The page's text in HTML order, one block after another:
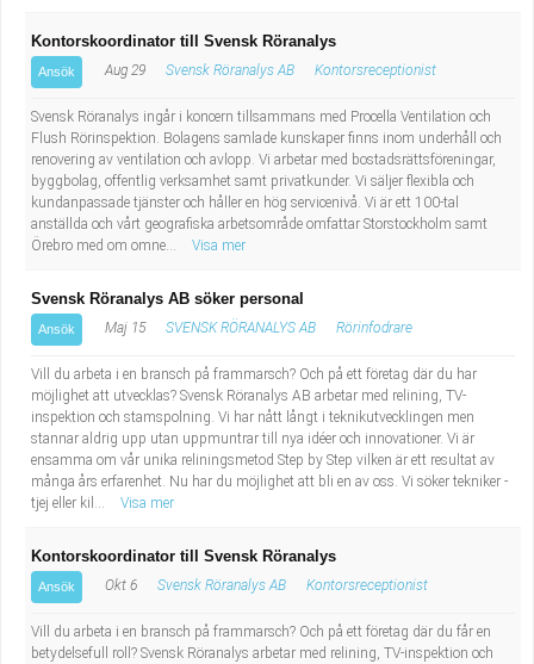
Kontorskoordinator till Svensk Röranalys
Ansök Aug 29 Svensk Röranalys AB Kontorsreceptionist
Svensk Röranalys ingår i koncern tillsammans med Procella Ventilation och
Flush Rörinspektion. Bolagens samlade kunskaper finns inom underhåll och
renovering av ventilation och avlopp. Vi arbetar med bostadsrättsföreningar,
byggbolag, offentlig verksamhet samt privatkunder. Vi säljer flexibla och
kundanpassade tjänster och håller en hög servicenivå. Vi är ett 100-tal
anställda och vårt geografiska arbetsområde omfattar Storstockholm samt
Örebro med om omne...
Visa mer
Svensk Röranalys AB söker personal
Ansök Maj 15 SVENSK RÖRANALYS AB Rörinfodrare
Vill du arbeta i en bransch på frammarsch? Och på ett företag där du har
möjlighet att utvecklas? Svensk Röranalys AB arbetar med relining, TV-
inspektion och stamspolning. Vi har nått långt i teknikutvecklingen men
stannar aldrig upp utan uppmuntrar till nya idéer och innovationer. Vi är
ensamma om vår unika reliningsmetod Step by Step vilken är ett resultat av
många års erfarenhet. Nu har du möjlighet att bli en av oss. Vi söker tekniker -
tjej eller kil...
Visa mer
Kontorskoordinator till Svensk Röranalys
Ansök Okt 6 Svensk Röranalys AB Kontorsreceptionist
Vill du arbeta i en bransch på frammarsch? Och på ett företag där du får en
betydelsefull roll? Svensk Röranalys arbetar med relining, TV-inspektion och